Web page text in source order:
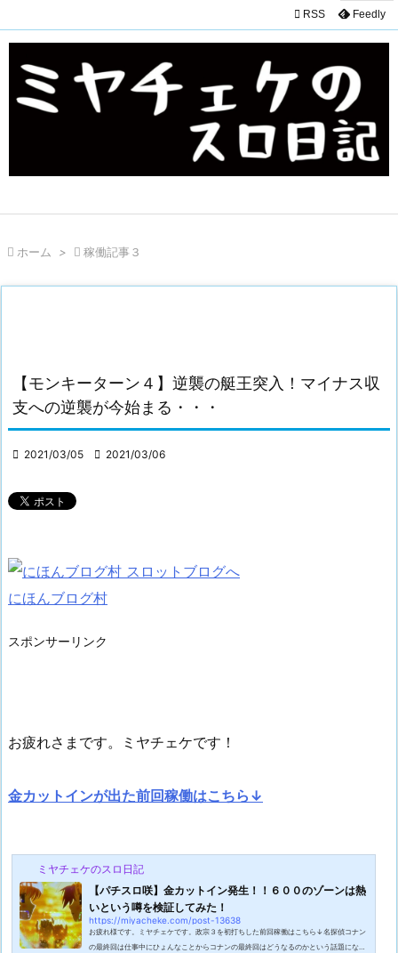
 RSS Feedly
 ホーム >  稼働記事３
【モンキーターン４】逆襲の艇王突入！マイナス収
支への逆襲が今始まる・・・
 2021/03/05  2021/03/06
にほんブログ村
スポンサーリンク
お疲れさまです。ミヤチェケです！
金カットインが出た前回稼働はこちら↓
ミヤチェケのスロ日記
【パチスロ咲】金カットイン発生！！６００のゾーンは熱
いという噂を検証してみた！
https://miyacheke.com/post-13638
お疲れ様です。ミヤチェケです。政宗３を初打ちした前回稼働はこちら↓名探偵コナン
の最終回は仕事中にひょんなことからコナンの最終回はどうなるのかという話題になり